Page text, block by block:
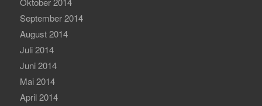
September 2014
August 2014
Juli 2014
Juni 2014
Mai 2014
April 2014